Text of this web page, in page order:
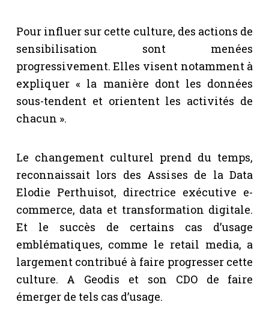
Pour influer sur cette culture, des actions de
sensibilisation sont menées
progressivement. Elles visent notamment à
expliquer « la manière dont les données
sous-tendent et orientent les activités de
chacun ».
Le changement culturel prend du temps,
reconnaissait lors des Assises de la Data
Elodie Perthuisot, directrice exécutive e-
commerce, data et transformation digitale.
Et le succès de certains cas d’usage
emblématiques, comme le retail media, a
largement contribué à faire progresser cette
culture. A Geodis et son CDO de faire
émerger de tels cas d’usage.